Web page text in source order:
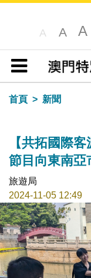
A A A
目錄
首頁
新聞
【共拓國際
節目向東南亞
旅遊局
2024-11-05 12:49